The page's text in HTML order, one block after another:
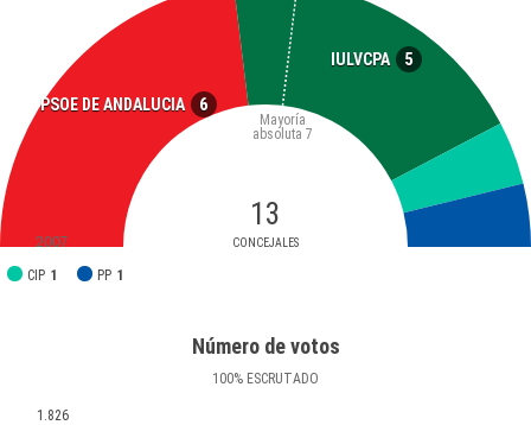
PSOE DE ANDALUCIA 6
IULVCPA 5
13
CONCEJALES
Mayoría
absoluta 7
CIP 1 PP 1
2007
Número de votos
100% ESCRUTADO
1.826